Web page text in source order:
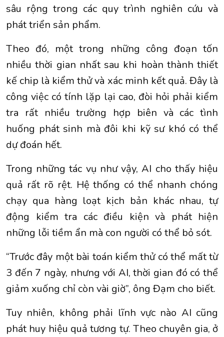
sâu rộng trong các quy trình nghiên cứu và
phát triển sản phẩm.
Theo đó, một trong những công đoạn tốn
nhiều thời gian nhất sau khi hoàn thành thiết
kế chip là kiểm thử và xác minh kết quả. Đây là
công việc có tính lặp lại cao, đòi hỏi phải kiểm
tra rất nhiều trường hợp biên và các tình
huống phát sinh mà đôi khi kỹ sư khó có thể
dự đoán hết.
Trong những tác vụ như vậy, AI cho thấy hiệu
quả rất rõ rệt. Hệ thống có thể nhanh chóng
chạy qua hàng loạt kịch bản khác nhau, tự
động kiểm tra các điều kiện và phát hiện
những lỗi tiềm ẩn mà con người có thể bỏ sót.
“Trước đây một bài toán kiểm thử có thể mất từ
3 đến 7 ngày, nhưng với AI, thời gian đó có thể
giảm xuống chỉ còn vài giờ”, ông Đạm cho biết.
Tuy nhiên, không phải lĩnh vực nào AI cũng
phát huy hiệu quả tương tự. Theo chuyên gia, ở